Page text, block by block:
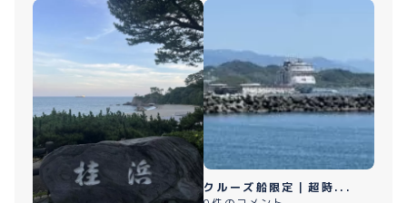
クルーズ船限定｜超時...